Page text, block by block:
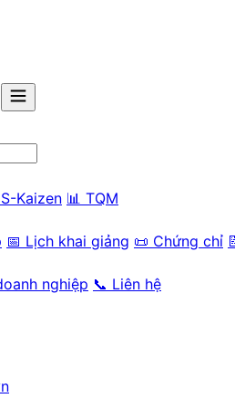
Kaizen 📊 TQM
📅 Lịch khai giảng 📜 Chứng chỉ
nghiệp 📞 Liên hệ